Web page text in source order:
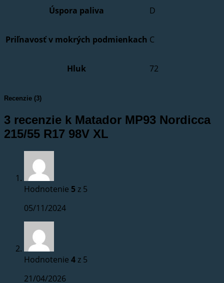
Úspora paliva
D
Priľnavosť v mokrých podmienkach C
Hluk 72
Recenzie (3)
3 recenzie k Matador MP93 Nordicca
215/55 R17 98V XL
Hodnotenie 5z 5
05/11/2024
Hodnotenie 4z 5
21/04/2026